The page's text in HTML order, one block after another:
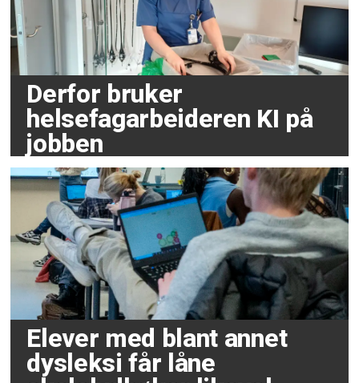
Derfor bruker
helsefagarbeideren KI på
jobben
Elever med blant annet
dysleksi får låne